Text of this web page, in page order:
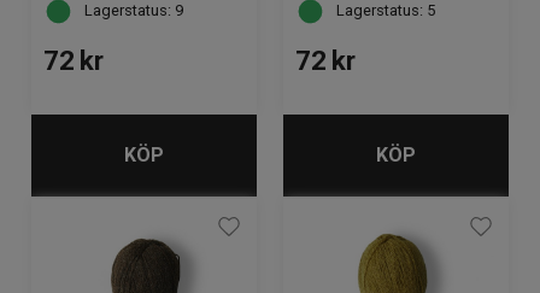
Lagerstatus: 9
72 kr
KÖP
Lagerstatus: 5
72 kr
KÖP